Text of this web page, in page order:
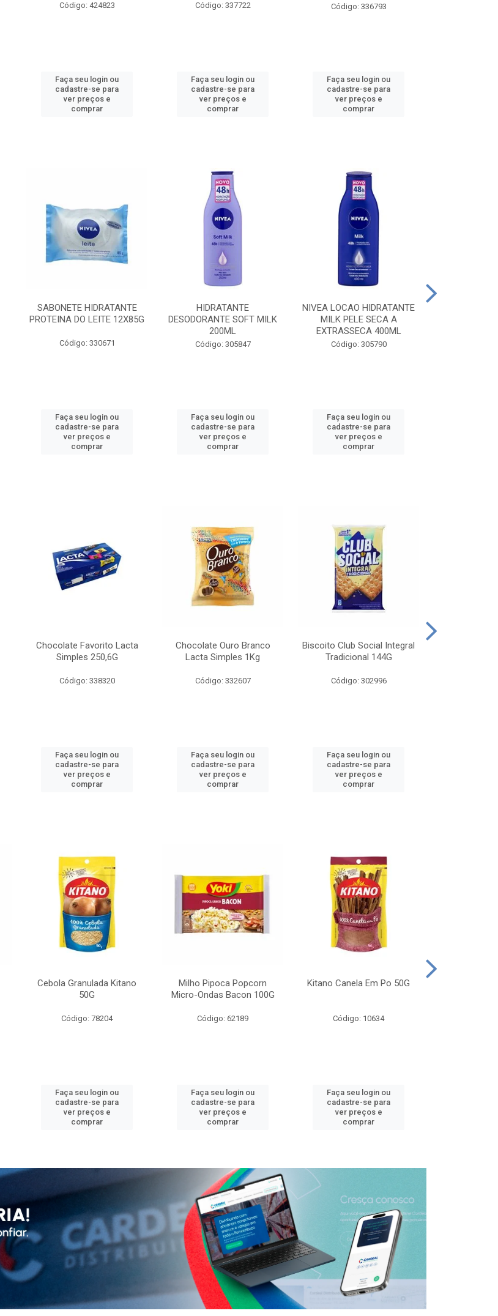
Código: 424823
Faça seu login ou
cadastre-se para
ver preços e
comprar
Código: 337722
Faça seu login ou
cadastre-se para
ver preços e
comprar
Código: 336793
Faça seu login ou
cadastre-se para
ver preços e
comprar
SABONETE HIDRATANTE
PROTEINA DO LEITE 12X85G
Código: 330671
Faça seu login ou
cadastre-se para
ver preços e
comprar
HIDRATANTE
DESODORANTE SOFT MILK
200ML
Código: 305847
Faça seu login ou
cadastre-se para
ver preços e
comprar
NIVEA LOCAO HIDRATANTE
MILK PELE SECA A
EXTRASSECA 400ML
Código: 305790
Faça seu login ou
cadastre-se para
ver preços e
comprar
Chocolate Favorito Lacta
Simples 250,6G
Código: 338320
Faça seu login ou
cadastre-se para
ver preços e
comprar
Chocolate Ouro Branco
Lacta Simples 1Kg
Código: 332607
Faça seu login ou
cadastre-se para
ver preços e
comprar
Biscoito Club Social Integral
Tradicional 144G
Código: 302996
Faça seu login ou
cadastre-se para
ver preços e
comprar
Cebola Granulada Kitano
50G
Código: 78204
Faça seu login ou
cadastre-se para
ver preços e
comprar
Milho Pipoca Popcorn
Micro-Ondas Bacon 100G
Código: 62189
Faça seu login ou
cadastre-se para
ver preços e
comprar
Kitano Canela Em Po 50G
Código: 10634
Faça seu login ou
cadastre-se para
ver preços e
comprar